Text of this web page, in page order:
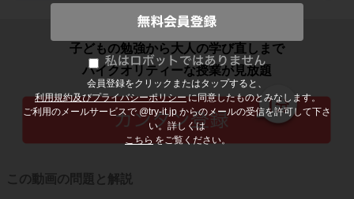
会員登録をクリックまたはタップすると、
利用規約及びプライバシーポリシーに同意したものとみなします。
ご利用のメールサービスで @try-it.jp からのメールの受信を許可して下さ
い。詳しくは
こちら をご覧ください。
子どもの勉強から大人の学び直しまで
ハイクオリティーな授業が見放題
この動画の問題と解説